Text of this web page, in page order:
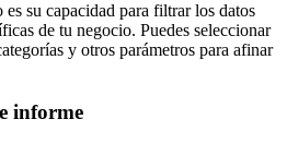
su capacidad para filtrar los datos
de tu negocio. Puedes seleccionar
y otros parámetros para afinar
informe